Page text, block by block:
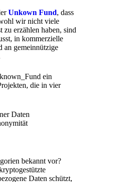
Unkown Fund, dass
wir nicht viele
zu erzählen haben, sind
in kommerzielle
an gemeinnützige
ein
die in vier
Daten
bekannt vor?
Daten schützt,